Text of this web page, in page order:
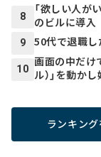
8
「欲しい人が
のビルに導
9 50代で退職
10
画面の中だけ
ル）」を動か
ランキン